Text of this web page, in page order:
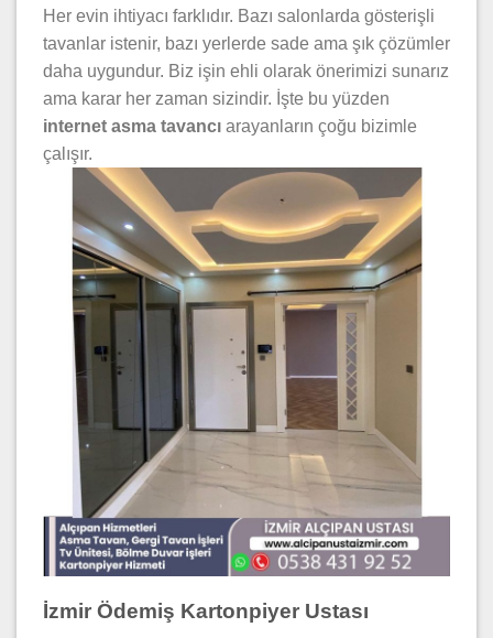
Her evin ihtiyacı farklıdır. Bazı salonlarda gösterişli
tavanlar istenir, bazı yerlerde sade ama şık çözümler
daha uygundur. Biz işin ehli olarak önerimizi sunarız
ama karar her zaman sizindir. İşte bu yüzden
internet asma tavancı arayanların çoğu bizimle
çalışır.
İzmir Ödemiş Kartonpiyer Ustası